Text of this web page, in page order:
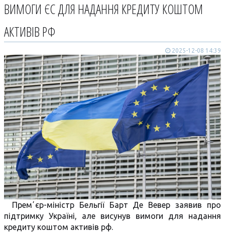
ВИМОГИ ЄС ДЛЯ НАДАННЯ КРЕДИТУ КОШТОМ
АКТИВІВ РФ
2025-12-08 14:39
Премʼєр-міністр Бельгії Барт Де Вевер заявив про
підтримку Україні, але висунув вимоги для надання
кредиту коштом активів рф.